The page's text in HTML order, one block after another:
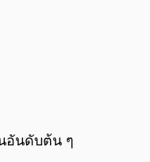
อันดับต้น ๆ